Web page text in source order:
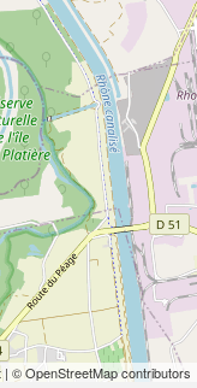
| © OpenStreetMap contributors